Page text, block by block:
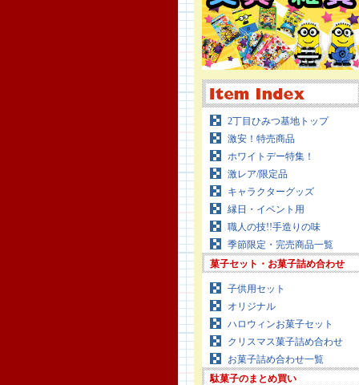
2丁目ひみつ基地トップ
激安！特売商品
ホワイトデー特集！
激レア/限定品
キャラクターグッズ
縁日・イベント用
職人の技!!手造りの味
季節限定・完売商品一覧
菓子セット・お菓子詰め合わせ
子供用セット
オリジナル
ハロウィンお菓子セット
クリスマス菓子詰め合わせ
お菓子詰め合わせ一覧
駄菓子のまとめ買い